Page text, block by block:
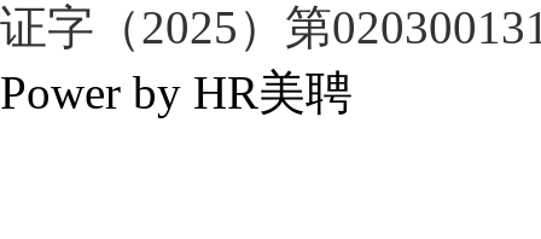
证字（2025）第
Power by HR美聘